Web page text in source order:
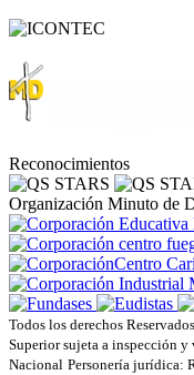
Reconocimientos
Organización Minuto de
Todos los derechos
Superior sujeta a inspección
Nacional Personería jurídica: